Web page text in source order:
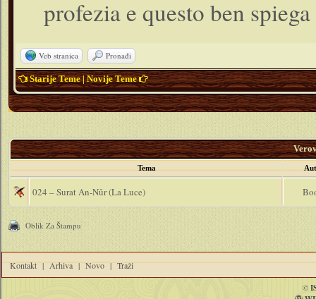
profezia e questo ben
Veb stranica Pronađi
Starije Teme|Novije Teme
Tema
024 – Surat An-Nûr (La Luce)
Oblik Za Štampu
Kontakt | Arhiva | Novo | Traži
©